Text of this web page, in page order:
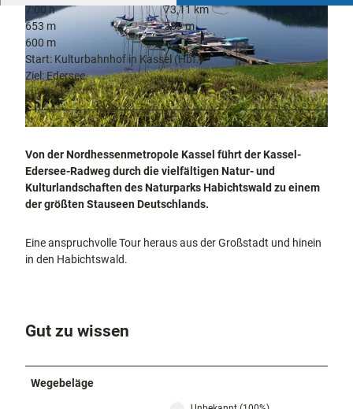
n,
Galeri
en und
Sonde
rausst
ellung
en
Street
Theat
er und
Bühne
nkunst
Kassel
Wandern
im
Grünen
mit
Kindern
Gastronomie
und
Shopping
Unterkünfte
Ausflugsziele
in der Region
Fragen
© Maseltov / Wikimedia
a
d
f
a
e
n
d
r
7:00 h
73,11 km
653 m
589 m
600 m
Start: Kulturbahnhof in Kassel (Hbf.)
Ziel: Edersee
Von der Nordhessenmetropole Kassel führt der Kassel-
Edersee-Radweg durch die vielfältigen Natur- und
Kulturlandschaften des Naturparks Habichtswald zu einem
der größten Stauseen Deutschlands.
Eine anspruchvolle Tour heraus aus der Großstadt und hinein
in den Habichtswald.
Gut zu wissen
Wegebeläge